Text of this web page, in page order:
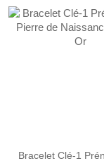
Bracelet Clé-1